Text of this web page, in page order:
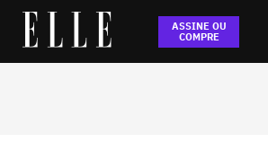
ASSINE OU
COMPRE